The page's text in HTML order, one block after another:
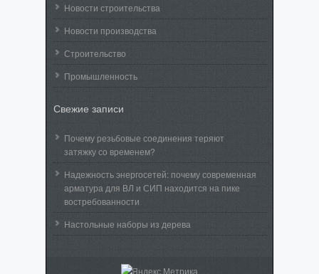
Новости строительства
Новости производства
Строительство
Промышленность
Свежие записи
Почему резьбовые соединения теряют
затяжку со временем?
Надежность энергосетей: почему современная
арматура для ВЛ и СИП находится на пике
востребованности
Настольные наборы из дерева